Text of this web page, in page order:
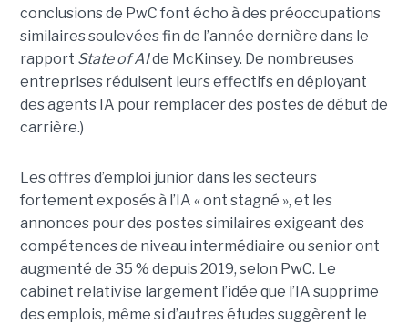
conclusions de PwC font écho à des préoccupations
similaires soulevées fin de l’année dernière dans le
rapport State of AIde McKinsey. De nombreuses
entreprises réduisent leurs effectifs en déployant
des agents IA pour remplacer des postes de début de
carrière.)
Les offres d’emploi junior dans les secteurs
fortement exposés à l’IA « ont stagné », et les
annonces pour des postes similaires exigeant des
compétences de niveau intermédiaire ou senior ont
augmenté de 35 % depuis 2019, selon PwC. Le
cabinet relativise largement l’idée que l’IA supprime
des emplois, même si d’autres études suggèrent le